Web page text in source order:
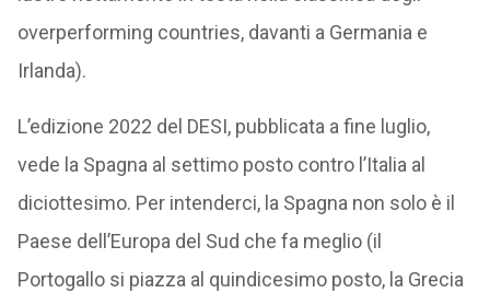
overperforming countries, davanti a Germania e
Irlanda).
L’edizione 2022 del DESI, pubblicata a fine luglio,
vede la Spagna al settimo posto contro l’Italia al
diciottesimo. Per intenderci, la Spagna non solo è il
Paese dell’Europa del Sud che fa meglio (il
Portogallo si piazza al quindicesimo posto, la Grecia